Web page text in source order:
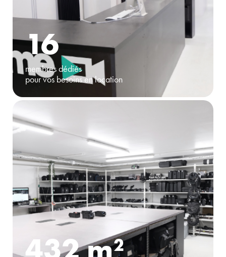
16
membres dédiés
pour vos besoins en location
432 m²